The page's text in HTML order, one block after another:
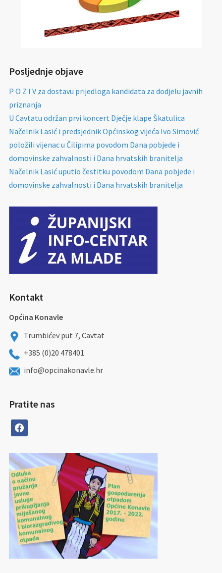
Posljednje objave
P O Z I V za dostavu prijedloga kandidata za dodjelu javnih
priznanja
U Cavtatu održan prvi koncert Dječje klape Škatulica
Načelnik Lasić i predsjednik Općinskog vijeća Ivo Simović
položili vijenac u Čilipima povodom Dana pobjede i
domovinske zahvalnosti i Dana hrvatskih branitelja
Načelnik Lasić uputio čestitku povodom Dana pobjede i
domovinske zahvalnosti i Dana hrvatskih branitelja
Kontakt
Općina Konavle
Trumbićev put 7, Cavtat
+385 (0)20 478401
info@opcinakonavle.hr
Pratite nas
facebook